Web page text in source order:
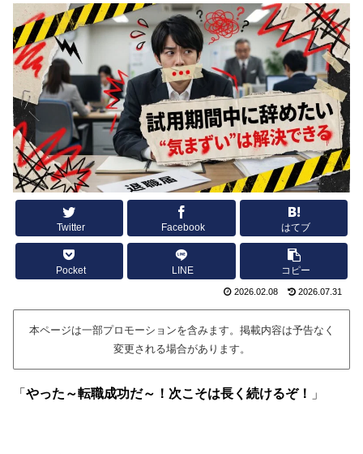
Twitter Facebook はてブ
Pocket LINE コピー
2026.02.08 2026.07.31
本ページは一部プロモーションを含みます。掲載内容は予告なく
変更される場合があります。
「 やった～転職成功だ～！次こそは長く続けるぞ！ 」